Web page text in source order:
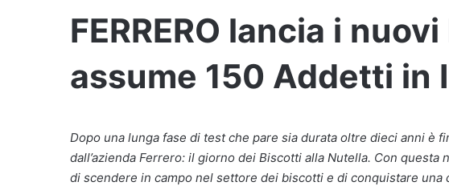
FERRERO lancia i
assume 150 Addetti in
Dopo una lunga fase di test che pare sia durata oltre dieci anni è
dall’azienda Ferrero: il giorno dei Biscotti alla Nutella. Con questa
di scendere in campo nel settore dei biscotti e di conquistare una